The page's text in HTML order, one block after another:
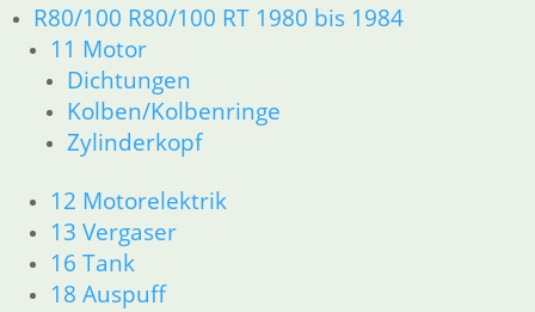
R80/100 R80/100 RT 1980 bis 1984
11 Motor
Dichtungen
Kolben/Kolbenringe
Zylinderkopf
12 Motorelektrik
13 Vergaser
16 Tank
18 Auspuff
12 Motorelektrik
13 Vergaser
16 Tank
18 Auspuff
21 Kupplung
23 Getriebe
26 Kardanwelle
31 Telegabel
32 Lenkung
33 Antrieb
34 Bremsen